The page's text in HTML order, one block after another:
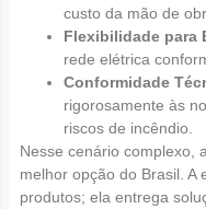
custo da mão de
Flexibilidade para
rede elétrica
Conformidade
rigorosamente às
riscos de incêndio.
Nesse cenário complexo, a
melhor opção do Brasil. A
produtos; ela entrega